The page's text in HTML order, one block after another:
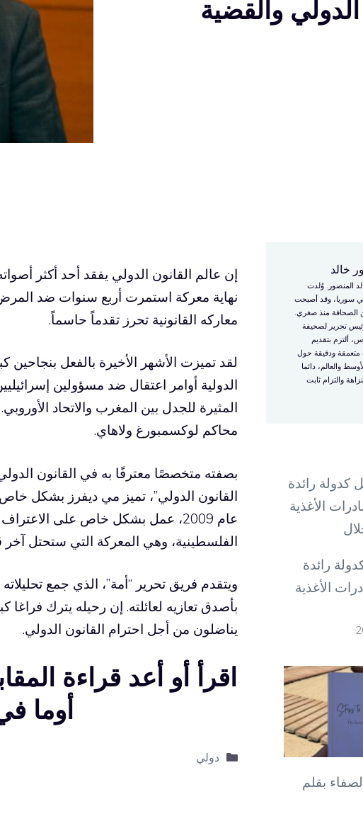
والقضية
نهاية معركة استمرت أربع سنوات ضد
معاركه القانونية تحرز تقدماً حاسماً.
لقد تميزت الأشهر الأخيرة بالفعل بنجاحين
الدولية أوامر اعتقال ضد مسؤولين
المثيرة للجدل بين المغرب والاتحاد
محاكم لوكسمبورغ ولاهاي.
بصفته متخصصًا معترفًا به في القانون
القانون الدولي”، تميز مي ديفرز بشكل
عام 2009، عمل بشكل خاص على
الفلسطينية، وهي المعركة التي ستحتل آخر
بأصدق تعازيه لعائلته. إن رحيله يترك
يناضلون من أجل احترام القانون الدولي.
اقرأ أو أعد قراءة
أوما في
التصنيفات
دولي
خالد
المنصور. وُلدت
سوريا، وقد أصبحت
الصحافة منذ صغري.
تحرير لصحيفة
ألتزم بتقديم
متعمقة ودقيقة حول
والعالم، دائما
والتزام ثابت
رائدة
الأغذية
بقلم